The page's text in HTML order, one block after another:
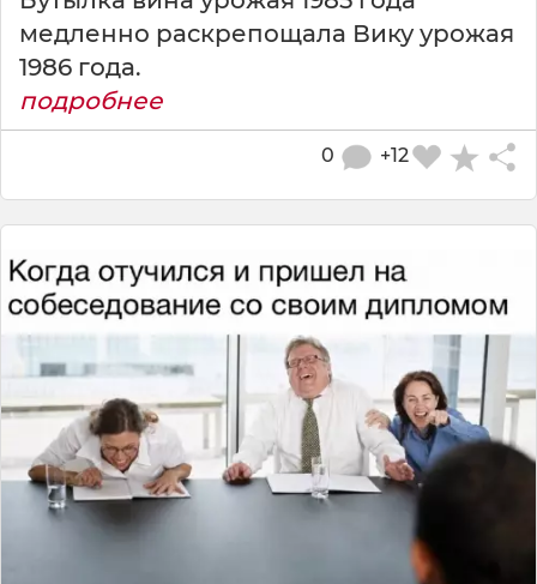
медленно раскрепощала Вику урожая
1986 года.
подробнее
+12
0